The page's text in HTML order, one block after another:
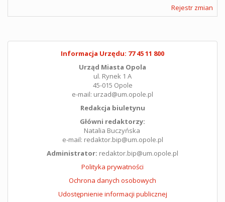
Rejestr zmian
Informacja Urzędu: 77 45 11 800
Urząd Miasta Opola
ul. Rynek 1 A
45-015 Opole
e-mail: urzad@um.opole.pl
Redakcja biuletynu
Główni redaktorzy:
Natalia Buczyńska
e-mail: redaktor.bip@um.opole.pl
Administrator: redaktor.bip@um.opole.pl
Polityka prywatności
Ochrona danych osobowych
Udostępnienie informacji publicznej